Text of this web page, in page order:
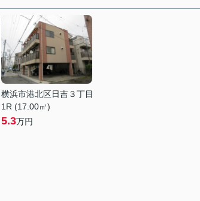
横浜市港北区日吉３丁目
1R (17.00㎡)
5.3万円